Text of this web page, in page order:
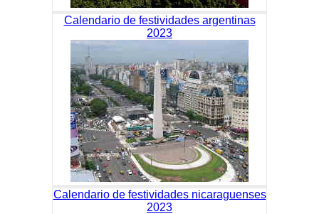
Calendario de festividades argentinas
2023
Calendario de festividades nicaraguenses
2023